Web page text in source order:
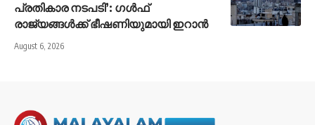
പ്രതികാര നടപടി’: ഗൾഫ്
രാജ്യങ്ങൾക്ക് ഭീഷണിയുമായി ഇറാൻ
August 6, 2026